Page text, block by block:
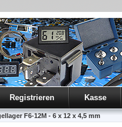
Registrieren Kasse
F6-12M - 6 x 12 x 4,5 mm